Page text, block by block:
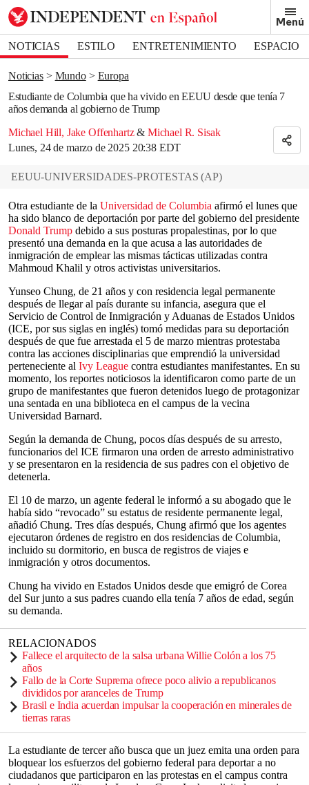
Menú
NOTICIAS ESTILO ENTRETENIMIENTO
ESPACIO
DEPORTES
Noticias Mundo
Europa
Estudiante de Columbia que ha vivido en EEUU desde que tenía 7
años demanda al gobierno de Trump
Michael Hill, Jake Offenhartz & Michael R. Sisak
Lunes, 24 de marzo de 2025 20:38 EDT
Bookmark popover
Removed from bookmarks
Close popover
EEUU-UNIVERSIDADES-PROTESTAS (AP)
Otra estudiante de la Universidad de Columbia afirmó el lunes que
ha sido blanco de deportación por parte del gobierno del presidente
Donald Trump debido a sus posturas propalestinas, por lo que
presentó una demanda en la que acusa a las autoridades de
inmigración de emplear las mismas tácticas utilizadas contra
Mahmoud Khalil y otros activistas universitarios.
Yunseo Chung, de 21 años y con residencia legal permanente
después de llegar al país durante su infancia, asegura que el
Servicio de Control de Inmigración y Aduanas de Estados Unidos
(ICE, por sus siglas en inglés) tomó medidas para su deportación
después de que fue arrestada el 5 de marzo mientras protestaba
contra las acciones disciplinarias que emprendió la universidad
perteneciente al Ivy League contra estudiantes manifestantes. En su
momento, los reportes noticiosos la identificaron como parte de un
grupo de manifestantes que fueron detenidos luego de protagonizar
una sentada en una biblioteca en el campus de la vecina
Universidad Barnard.
Según la demanda de Chung, pocos días después de su arresto,
funcionarios del ICE firmaron una orden de arresto administrativo
y se presentaron en la residencia de sus padres con el objetivo de
detenerla.
El 10 de marzo, un agente federal le informó a su abogado que le
había sido “revocado” su estatus de residente permanente legal,
añadió Chung. Tres días después, Chung afirmó que los agentes
ejecutaron órdenes de registro en dos residencias de Columbia,
incluido su dormitorio, en busca de registros de viajes e
inmigración y otros documentos.
Chung ha vivido en Estados Unidos desde que emigró de Corea
del Sur junto a sus padres cuando ella tenía 7 años de edad, según
su demanda.
RELACIONADOS
Fallece el arquitecto de la salsa urbana Willie Colón a los 75
años
Fallo de la Corte Suprema ofrece poco alivio a republicanos
divididos por aranceles de Trump
Brasil e India acuerdan impulsar la cooperación en minerales de
tierras raras
La estudiante de tercer año busca que un juez emita una orden para
bloquear los esfuerzos del gobierno federal para deportar a no
ciudadanos que participaron en las protestas en el campus contra